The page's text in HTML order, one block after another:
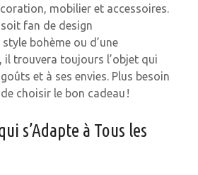
mobilier et accessoires.
fan de design
bohème ou d’une
il trouvera toujours l’objet qui
et à ses envies. Plus besoin
choisir le bon cadeau !
s’Adapte à Tous les